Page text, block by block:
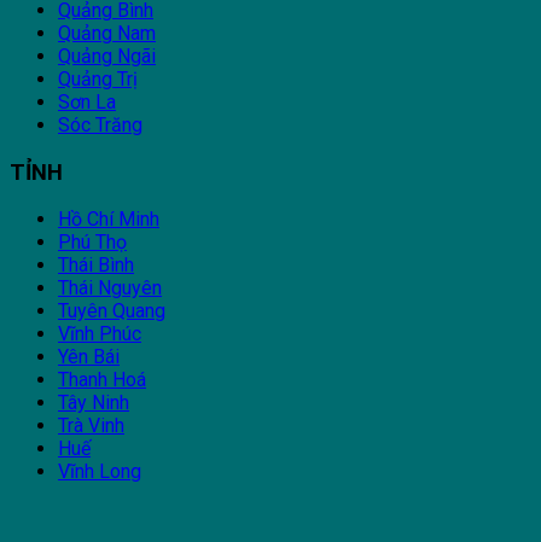
Quảng Bình
Quảng Nam
Quảng Ngãi
Quảng Trị
Sơn La
Sóc Trăng
TỈNH
Hồ Chí Minh
Phú Thọ
Thái Bình
Thái Nguyên
Tuyên Quang
Vĩnh Phúc
Yên Bái
Thanh Hoá
Tây Ninh
Trà Vinh
Huế
Vĩnh Long